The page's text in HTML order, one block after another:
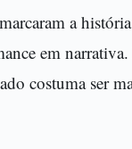
a
em
costuma ser